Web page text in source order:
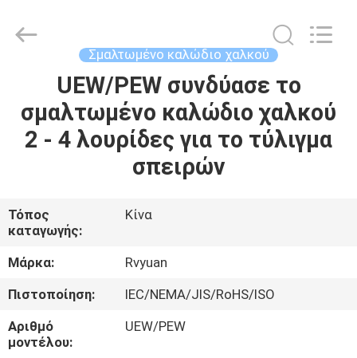
ΠΡΟΪΌΝΤΑ
ΠΕΡΊΠΟΥ
ΕΜΕΊΣ
ΓΎΡΟΣ
ΕΡΓΟΣΤΑΣΊΩΝ
Material
Co,.Ltd.
Σμαλτωμένο καλώδιο χαλκού
UEW/PEW συνδύασε το
σμαλτωμένο καλώδιο χαλκού
2 - 4 λουρίδες για το τύλιγμα
σπειρών
Τόπος
καταγωγής:
Κίνα
Μάρκα:
Rvyuan
Πιστοποίηση:
IEC/NEMA/JIS/RoHS/ISO
Αριθμό
μοντέλου:
UEW/PEW